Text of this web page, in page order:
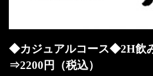
◆カジュアルコース◆2H飲
⇒2200円（税込）